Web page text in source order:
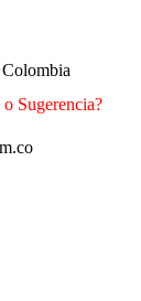
Sugerencia?